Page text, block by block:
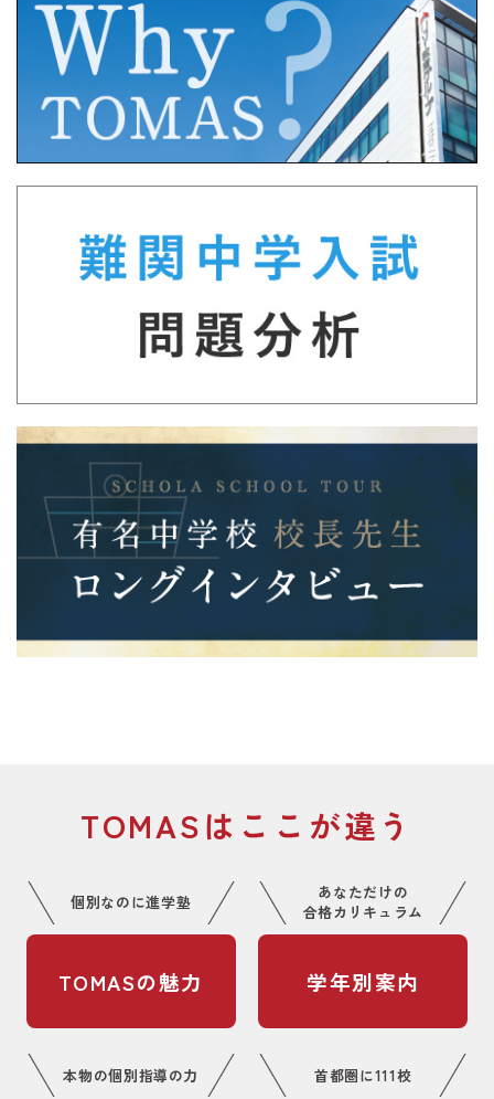
TOMASはここが違う
個別なのに進学塾
TOMASの魅力
あなただけの
合格カリキュラム
学年別案内
本物の個別指導の力 首都圏に111校